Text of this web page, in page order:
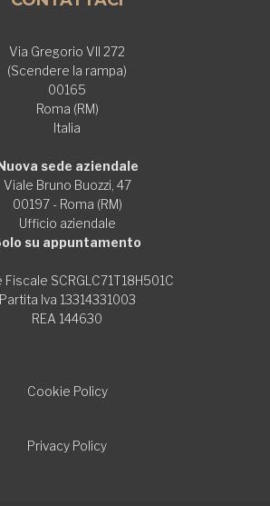
Via Gregorio VII 272
(Scendere la rampa)
00165
Roma (RM)
Italia
Nuova sede aziendale
Viale Bruno Buozzi, 47
00197 - Roma (RM)
Ufficio aziendale
su appuntamento
Fiscale SCRGLC71T18H501C
Partita Iva 13314331003
REA 144630
Cookie Policy
Privacy Policy